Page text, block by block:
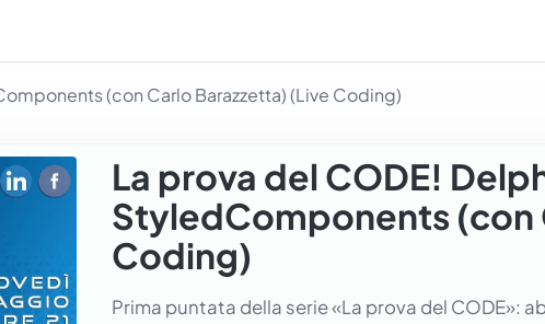
(con Carlo Barazzetta) (Live Coding)
La prova del CODE!
StyledComponents (con
Coding)
Prima puntata della serie «La prova del CODE»: